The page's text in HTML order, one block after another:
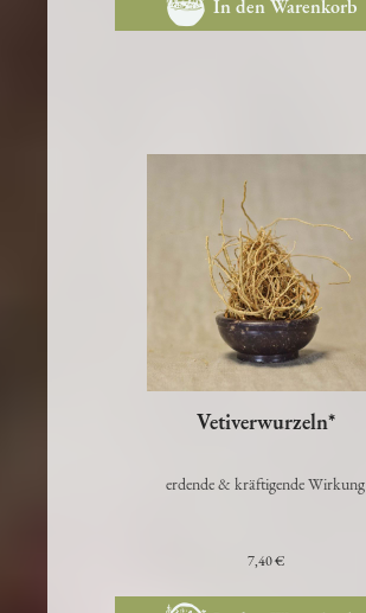
In den Warenkorb
Vetiverwurzeln*
erdende & kräftigende Wirkung
7,40 €